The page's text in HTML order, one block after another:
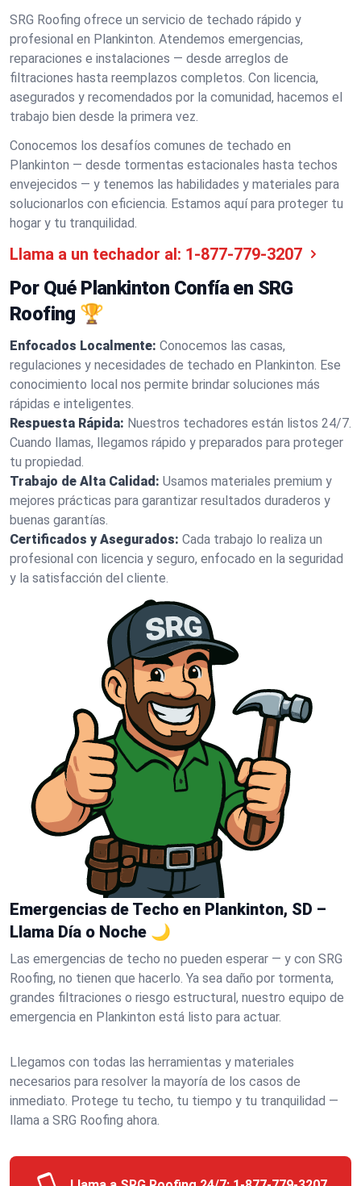
SRG Roofing ofrece un servicio de techado rápido y
profesional en Plankinton. Atendemos emergencias,
reparaciones e instalaciones — desde arreglos de
filtraciones hasta reemplazos completos. Con licencia,
asegurados y recomendados por la comunidad, hacemos el
trabajo bien desde la primera vez.
Conocemos los desafíos comunes de techado en
Plankinton — desde tormentas estacionales hasta techos
envejecidos — y tenemos las habilidades y materiales para
solucionarlos con eficiencia. Estamos aquí para proteger tu
hogar y tu tranquilidad.
Llama a un techador al: 1-877-779-3207
Por Qué Plankinton Confía en SRG
Roofing 🏆
Enfocados Localmente: Conocemos las casas,
regulaciones y necesidades de techado en Plankinton. Ese
conocimiento local nos permite brindar soluciones más
rápidas e inteligentes.
Respuesta Rápida: Nuestros techadores están listos 24/7.
Cuando llamas, llegamos rápido y preparados para proteger
tu propiedad.
Trabajo de Alta Calidad: Usamos materiales premium y
mejores prácticas para garantizar resultados duraderos y
buenas garantías.
Certificados y Asegurados: Cada trabajo lo realiza un
profesional con licencia y seguro, enfocado en la seguridad
y la satisfacción del cliente.
Emergencias de Techo en Plankinton, SD –
Llama Día o Noche 🌙
Las emergencias de techo no pueden esperar — y con SRG
Roofing, no tienen que hacerlo. Ya sea daño por tormenta,
grandes filtraciones o riesgo estructural, nuestro equipo de
emergencia en Plankinton está listo para actuar.
Llegamos con todas las herramientas y materiales
necesarios para resolver la mayoría de los casos de
inmediato. Protege tu techo, tu tiempo y tu tranquilidad —
llama a SRG Roofing ahora.